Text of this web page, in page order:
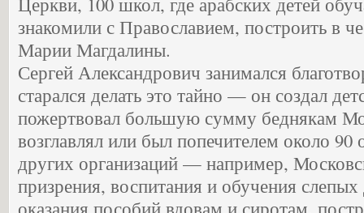
знакомили с Православием, построить в
Марии Магдалины.
Сергей Александрович занимался
старался делать это тайно — он создал
пожертвовал большую сумму беднякам
возглавлял или был попечителем около
других организаций — например,
призрения, воспитания и обучения
оказания пособий вдовам и сиротам,